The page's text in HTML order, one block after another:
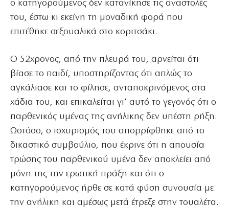
ο κατηγορούμενος δεν κατανίκησε τις αναστολές
του, έστω κι εκείνη τη μοναδική φορά που
επιτέθηκε σεξουαλικά στο κοριτσάκι.
Ο 52χρονος, από την πλευρά του, αρνείται ότι
βίασε το παιδί, υποστηρίζοντας ότι απλώς το
αγκάλιασε και το φίλησε, ανταποκρινόμενος στα
χάδια του, και επικαλείται γι’ αυτό το γεγονός ότι ο
παρθενικός υμένας της ανήλικης δεν υπέστη ρήξη.
Ωστόσο, ο ισχυρισμός του απορρίφθηκε από το
δικαστικό συμβούλιο, που έκρινε ότι η απουσία
τρώσης του παρθενικού υμένα δεν αποκλείει από
μόνη της την ερωτική πράξη και ότι ο
κατηγορούμενος ήρθε σε κατά φύση συνουσία με
την ανήλικη και αμέσως μετά έτρεξε στην τουαλέτα.